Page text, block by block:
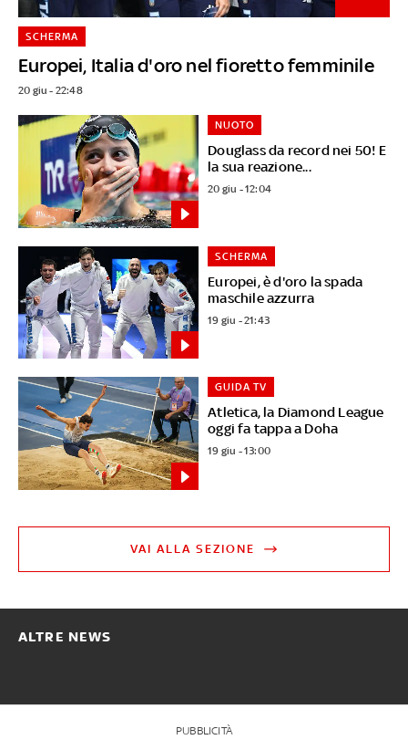
Europei, Italia d'oro nel fioretto femminile
SCHERMA
20 giu - 22:48
Douglass da record nei 50! E
la sua reazione...
NUOTO
20 giu - 12:04
Europei, è d'oro la spada
maschile azzurra
SCHERMA
19 giu - 21:43
Atletica, la Diamond League
oggi fa tappa a Doha
GUIDA TV
19 giu - 13:00
VAI ALLA SEZIONE
ALTRE NEWS
PUBBLICITÀ